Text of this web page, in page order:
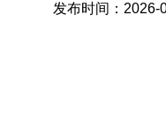
发布时间：2026-